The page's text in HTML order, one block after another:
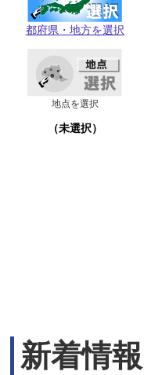
都府県・地方を選択
地点を選択
（未選択）
新着情報